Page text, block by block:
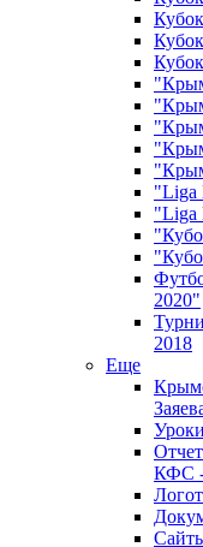
"Liga
"Liga
2020"
2018
Еще
КФС -